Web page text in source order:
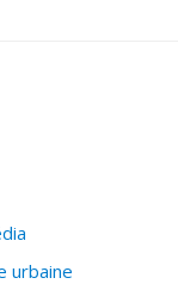
et de leurs
et
urbaine